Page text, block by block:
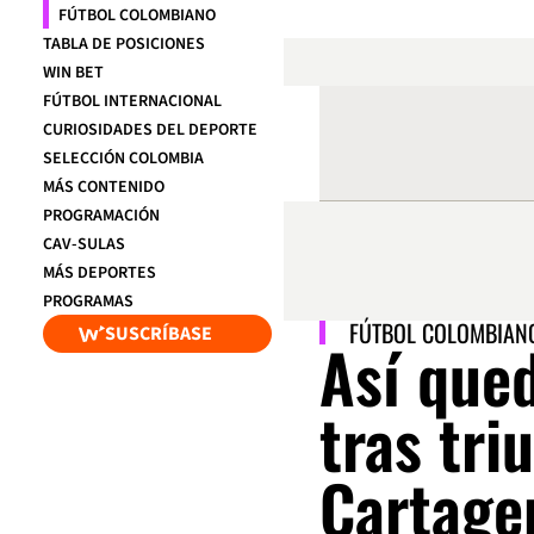
FÚTBOL COLOMBIANO
TABLA DE POSICIONES
WIN BET
FÚTBOL INTERNACIONAL
CURIOSIDADES DEL DEPORTE
SELECCIÓN COLOMBIA
MÁS CONTENIDO
PROGRAMACIÓN
CAV-SULAS
MÁS DEPORTES
PROGRAMAS
SUSCRÍBASE FÚTBOL
Así
tras